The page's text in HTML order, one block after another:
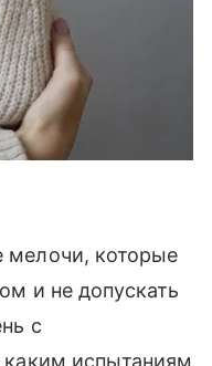
мелочи, которые
и не допускать
с
испытаниям